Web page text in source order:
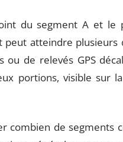
du segment A et le
peut atteindre
ou de relevés GPS
portions, visible sur
combien de segments